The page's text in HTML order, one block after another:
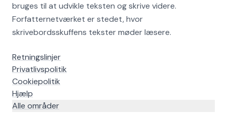
bruges til at udvikle teksten og skrive videre.
Forfatternetværket er stedet, hvor
skrivebordsskuffens tekster møder læsere.
Retningslinjer
Privatlivspolitik
Cookiepolitik
Hjælp
Alle områder